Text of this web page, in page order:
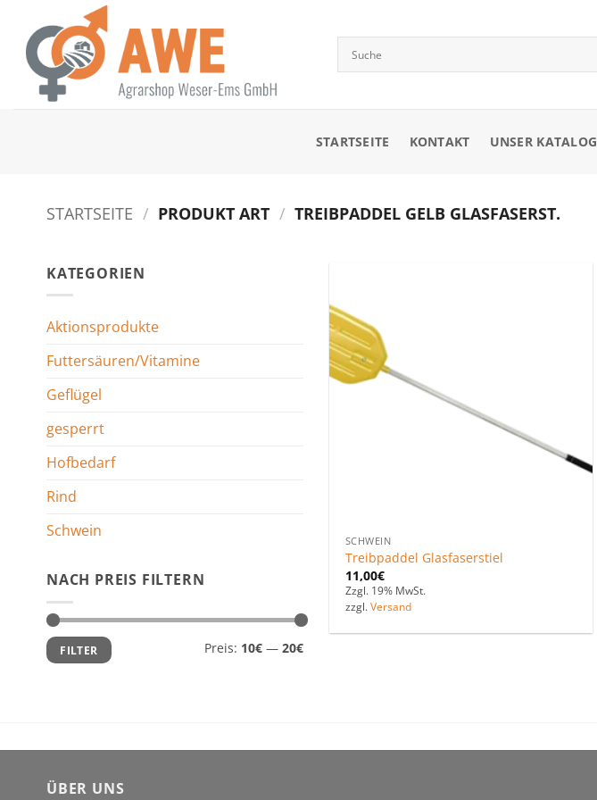
Inhalt
springen
STARTSEITE KONTAKT UNSER KATALOG
STARTSEITE / PRODUKT ART / TREIBPADDEL GELB GLASFASERST.
KATEGORIEN
Aktionsprodukte
Futtersäuren/Vitamine
Geflügel
gesperrt
Hofbedarf
Rind
Schwein
NACH PREIS FILTERN
Min.
Preis
Max.
Preis
FILTER Preis: 10€— 20€
SCHWEIN
Treibpaddel Glasfaserstiel
11,00€
Zzgl. 19% MwSt.
zzgl. Versand
ÜBER UNS